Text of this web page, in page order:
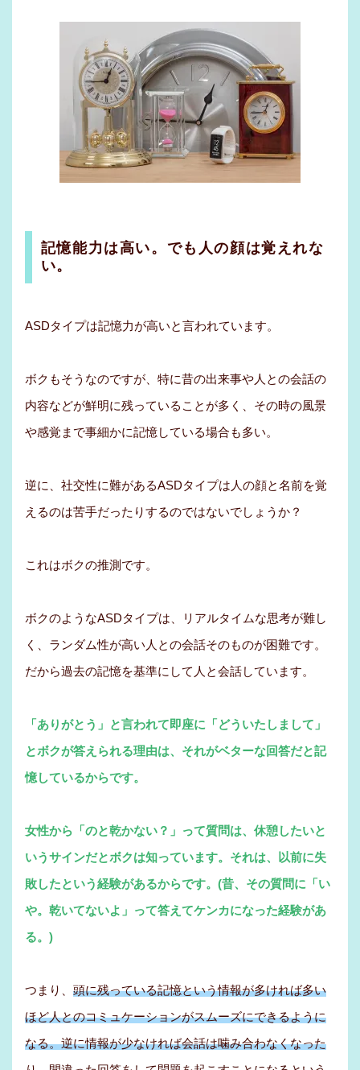
記憶能力は高い。でも人の顔は覚えれな
い。
ASDタイプは記憶力が高いと言われています。
ボクもそうなのですが、特に昔の出来事や人との会話の
内容などが鮮明に残っていることが多く、その時の風景
や感覚まで事細かに記憶している場合も多い。
逆に、社交性に難があるASDタイプは人の顔と名前を覚
えるのは苦手だったりするのではないでしょうか？
これはボクの推測です。
ボクのようなASDタイプは、リアルタイムな思考が難し
く、ランダム性が高い人との会話そのものが困難です。
だから過去の記憶を基準にして人と会話しています。
「ありがとう」と言われて即座に「どういたしまして」
とボクが答えられる理由は、それがベターな回答だと記
憶しているからです。
女性から「のと乾かない？」って質問は、休憩したいと
いうサインだとボクは知っています。それは、以前に失
敗したという経験があるからです。(昔、その質問に「い
や。乾いてないよ」って答えてケンカになった経験があ
る。)
つまり、 頭に残っている記憶という情報が多ければ多い
ほど人とのコミュケーションがスムーズにできるように
なる。逆に情報が少なければ会話は噛み合わなくなった